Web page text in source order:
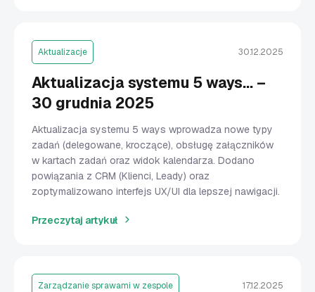
Aktualizacje 30.12.2025
Aktualizacja systemu 5 ways… –
30 grudnia 2025
Aktualizacja systemu 5 ways wprowadza nowe typy
zadań (delegowane, kroczące), obsługę załączników
w kartach zadań oraz widok kalendarza. Dodano
powiązania z CRM (Klienci, Leady) oraz
zoptymalizowano interfejs UX/UI dla lepszej nawigacji.
Przeczytaj artykuł
Zarządzanie sprawami w zespole 17.12.2025